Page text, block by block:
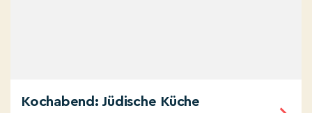
Kochabend: Jüdische Küche